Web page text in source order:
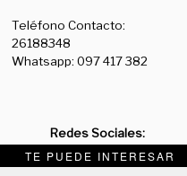
TE PUEDE INTERESAR
Teléfono Contacto:
26188348
Whatsapp: 097 417 382
Redes Sociales:
Diario:Facebook: /diariolaruy
- X: @diariolaruy - Instagram: